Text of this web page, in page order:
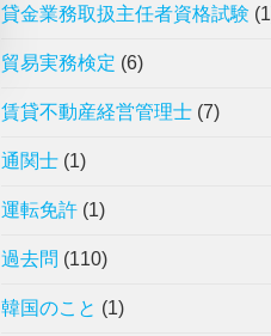
貸金業務取扱主任者資格試験
貿易実務検定 (6)
賃貸不動産経営管理士 (7)
通関士 (1)
運転免許 (1)
過去問 (110)
韓国のこと (1)